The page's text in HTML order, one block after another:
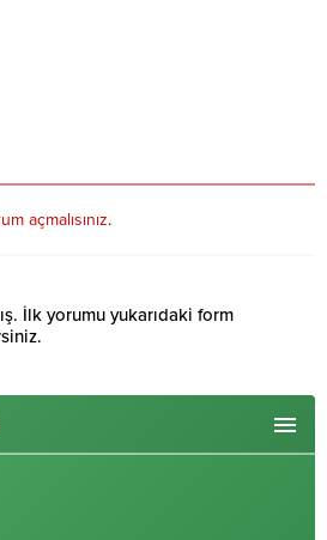
açmalısınız.
İlk yorumu yukarıdaki form